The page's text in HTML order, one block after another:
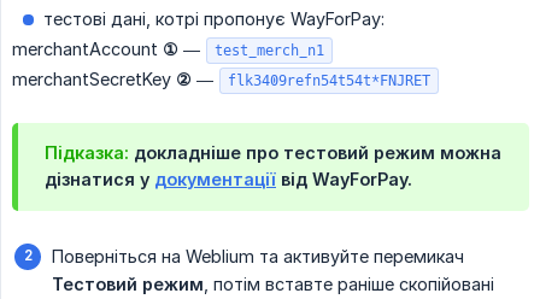
тестові дані, котрі пропонує WayForPay:
ㅤㅤㅤmerchantAccount ① — test_merch_n1
ㅤㅤㅤmerchantSecretKey ② — flk3409refn54t54t*FNJRET
Підказка: докладніше про тестовий режим можна
дізнатися у документації від WayForPay.
Поверніться на Weblium та активуйте перемикач
Тестовий режим , потім вставте раніше скопійовані